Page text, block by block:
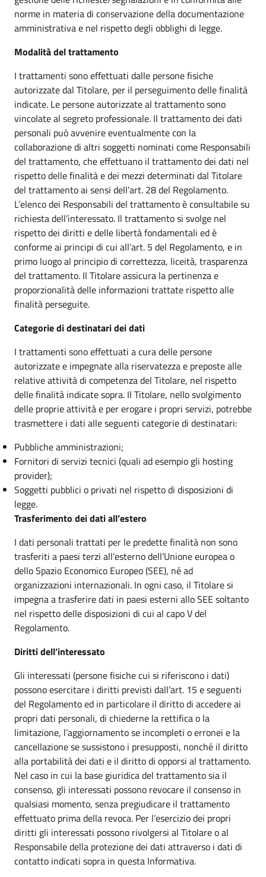
norme in materia di conservazione della documentazione
amministrativa e nel rispetto degli obblighi di legge.
Modalità del trattamento
I trattamenti sono effettuati dalle persone fisiche
autorizzate dal Titolare, per il perseguimento delle finalità
indicate. Le persone autorizzate al trattamento sono
vincolate al segreto professionale. Il trattamento dei dati
personali può avvenire eventualmente con la
collaborazione di altri soggetti nominati come Responsabili
del trattamento, che effettuano il trattamento dei dati nel
rispetto delle finalità e dei mezzi determinati dal Titolare
del trattamento ai sensi dell’art. 28 del Regolamento.
L’elenco dei Responsabili del trattamento è consultabile su
richiesta dell’interessato. Il trattamento si svolge nel
rispetto dei diritti e delle libertà fondamentali ed è
conforme ai principi di cui all’art. 5 del Regolamento, e in
primo luogo al principio di correttezza, liceità, trasparenza
del trattamento. Il Titolare assicura la pertinenza e
proporzionalità delle informazioni trattate rispetto alle
finalità perseguite.
Categorie di destinatari dei dati
I trattamenti sono effettuati a cura delle persone
autorizzate e impegnate alla riservatezza e preposte alle
relative attività di competenza del Titolare, nel rispetto
delle finalità indicate sopra. Il Titolare, nello svolgimento
delle proprie attività e per erogare i propri servizi, potrebbe
trasmettere i dati alle seguenti categorie di destinatari:
Pubbliche amministrazioni;
Fornitori di servizi tecnici (quali ad esempio gli hosting
provider);
Soggetti pubblici o privati nel rispetto di disposizioni di
legge.
Trasferimento dei dati all’estero
I dati personali trattati per le predette finalità non sono
trasferiti a paesi terzi all’esterno dell’Unione europea o
dello Spazio Economico Europeo (SEE), né ad
organizzazioni internazionali. In ogni caso, il Titolare si
impegna a trasferire dati in paesi esterni allo SEE soltanto
nel rispetto delle disposizioni di cui al capo V del
Regolamento.
Diritti dell’interessato
Gli interessati (persone fisiche cui si riferiscono i dati)
possono esercitare i diritti previsti dall’art. 15 e seguenti
del Regolamento ed in particolare il diritto di accedere ai
propri dati personali, di chiederne la rettifica o la
limitazione, l’aggiornamento se incompleti o erronei e la
cancellazione se sussistono i presupposti, nonché il diritto
alla portabilità dei dati e il diritto di opporsi al trattamento.
Nel caso in cui la base giuridica del trattamento sia il
consenso, gli interessati possono revocare il consenso in
qualsiasi momento, senza pregiudicare il trattamento
effettuato prima della revoca. Per l’esercizio dei propri
diritti gli interessati possono rivolgersi al Titolare o al
Responsabile della protezione dei dati attraverso i dati di
contatto indicati sopra in questa Informativa.